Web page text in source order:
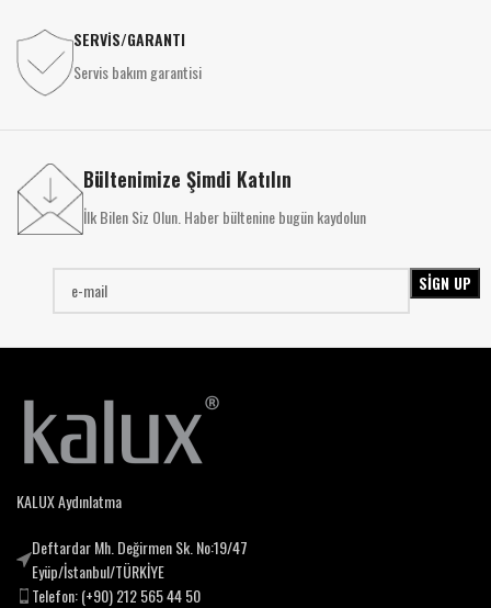
SERVİS/GARANTI
Servis bakım garantisi
Bültenimize Şimdi Katılın
İlk Bilen Siz Olun. Haber bültenine bugün kaydolun
KALUX Aydınlatma
Deftardar Mh. Değirmen Sk. No:19/47
Eyüp/İstanbul/TÜRKİYE
Telefon: (+90) 212 565 44 50